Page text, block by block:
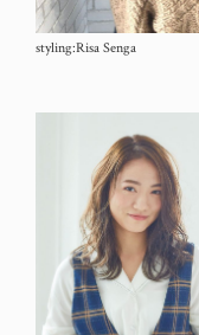
styling:Risa Senga